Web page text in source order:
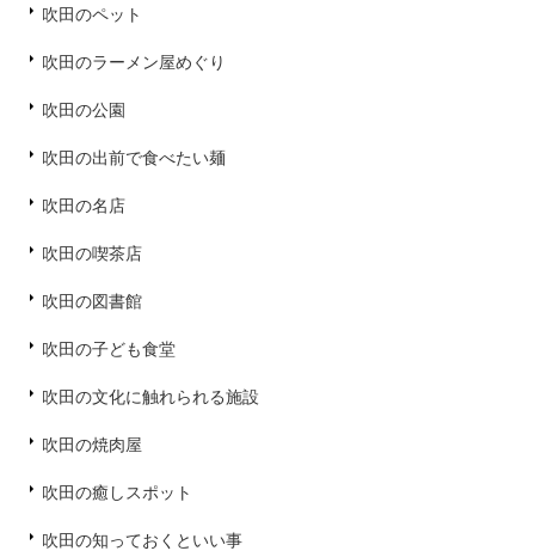
吹田のペット
吹田のラーメン屋めぐり
吹田の公園
吹田の出前で食べたい麺
吹田の名店
吹田の喫茶店
吹田の図書館
吹田の子ども食堂
吹田の文化に触れられる施設
吹田の焼肉屋
吹田の癒しスポット
吹田の知っておくといい事